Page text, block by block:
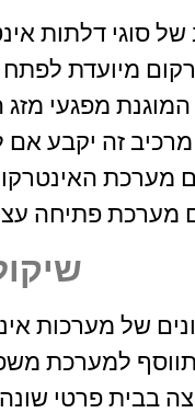
של סוגי דלתות
מיועדת
מפגעי מזג
מרכיב זה יקבע
מערכת
מערכת פתיחה
של מערכות
למערכת
בבית פרטי